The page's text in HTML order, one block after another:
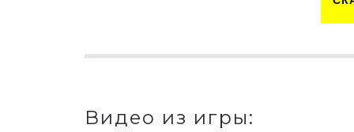
Видео из игры: